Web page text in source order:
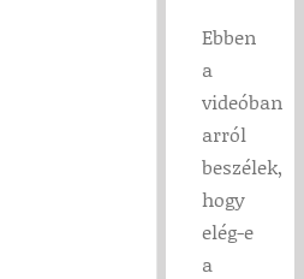
Ebben
a
videóban
arról
beszélek,
hogy
elég-e
a